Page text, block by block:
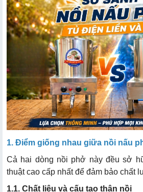
1.1. Chất liệu và cấu tạo thân nồi
1.2. Nắp máy và phụ kiện theo
1.3. Nguyên lý vận hành và dung
2.1. Thiết kế hệ thống điều khiển
2.2. Độ an toàn và độ bền linh
2.3. Tính tiện lợi khi vệ sinh
2.4. Khả năng bảo trì và sửa chữa
2.5. Bảng so sánh tổng quan
1. Điểm giống nhau giữa nồi nấu
Cả hai dòng nồi phở này đều sở
thuật cao cấp nhất để đảm bảo chất
1.1. Chất liệu và cấu tạo thân nồi